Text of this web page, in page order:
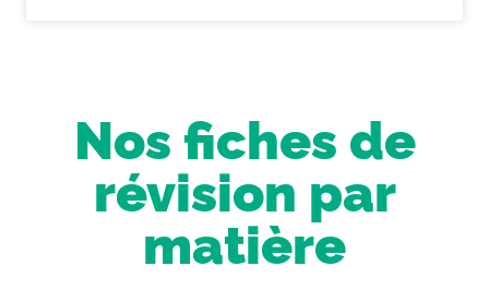
Nos fiches de
révision par
matière